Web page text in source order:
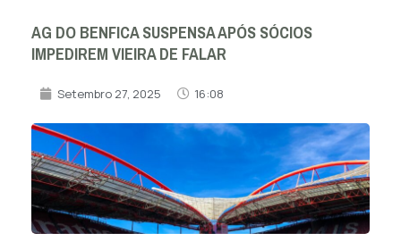
AG DO BENFICA SUSPENSA APÓS SÓCIOS
IMPEDIREM VIEIRA DE FALAR
Setembro 27, 2025 16:08